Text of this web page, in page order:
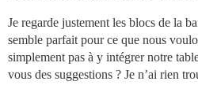
Je regarde justement les blocs de la
semble parfait pour ce que nous
simplement pas à y intégrer notre
vous des suggestions ? Je n’ai rien